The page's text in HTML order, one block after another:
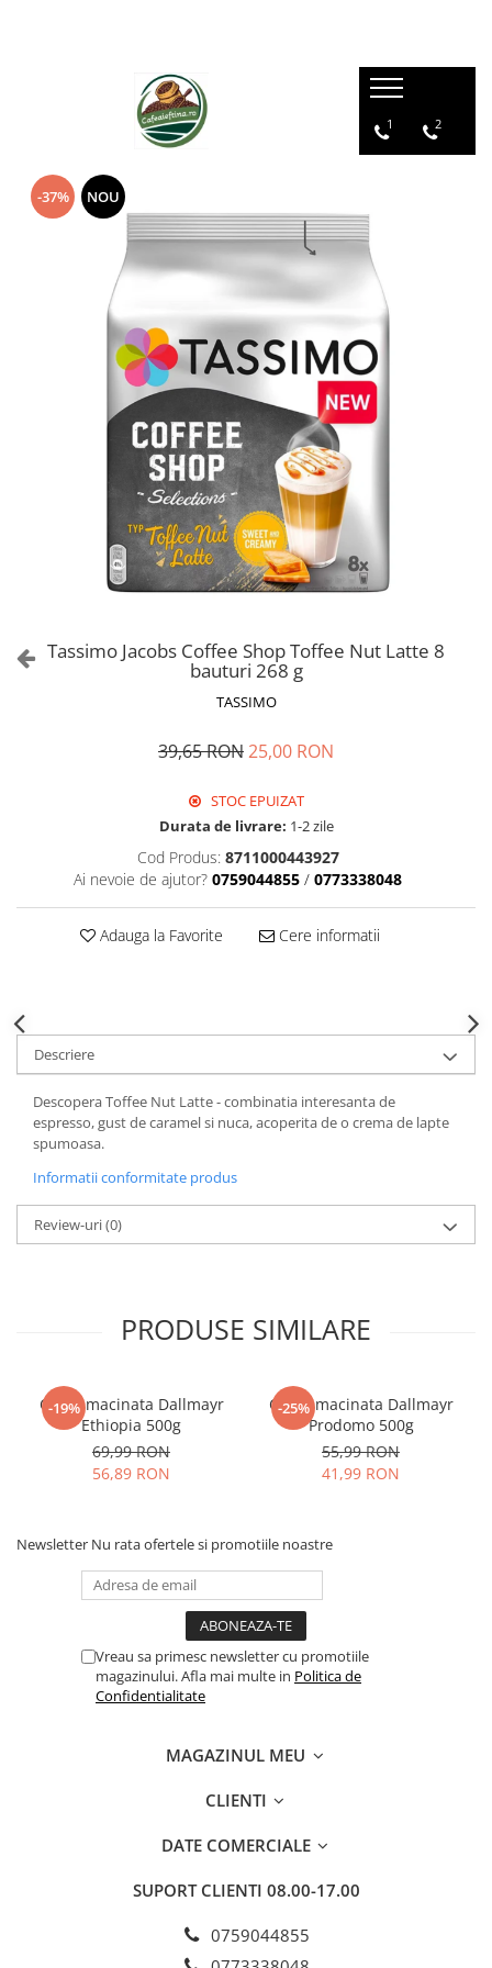
1 2
-37% NOU
Tassimo Jacobs Coffee Shop Toffee Nut Latte 8
bauturi 268 g
TASSIMO
39,65 RON25,00 RON
STOC EPUIZAT
Durata de livrare: 1-2 zile
Cod Produs: 8711000443927
Ai nevoie de ajutor? 0759044855 / 0773338048
Adauga la Favorite Cere informatii
Descriere
Descopera Toffee Nut Latte - combinatia interesanta de
espresso, gust de caramel si nuca, acoperita de o crema de lapte
spumoasa.
Informatii conformitate produs
Review-uri(0)
PRODUSE SIMILARE
-19%
Cafea macinata Dallmayr
Ethiopia 500g
69,99 RON
56,89 RON
-25%
Cafea macinata Dallmayr
Prodomo 500g
55,99 RON
41,99 RON
Newsletter Nu rata ofertele si promotiile noastre
Vreau sa primesc newsletter cu promotiile
magazinului. Afla mai multe in Politica de
Confidentialitate
MAGAZINUL MEU
CLIENTI
DATE COMERCIALE
SUPORT CLIENTI 08.00-17.00
0759044855